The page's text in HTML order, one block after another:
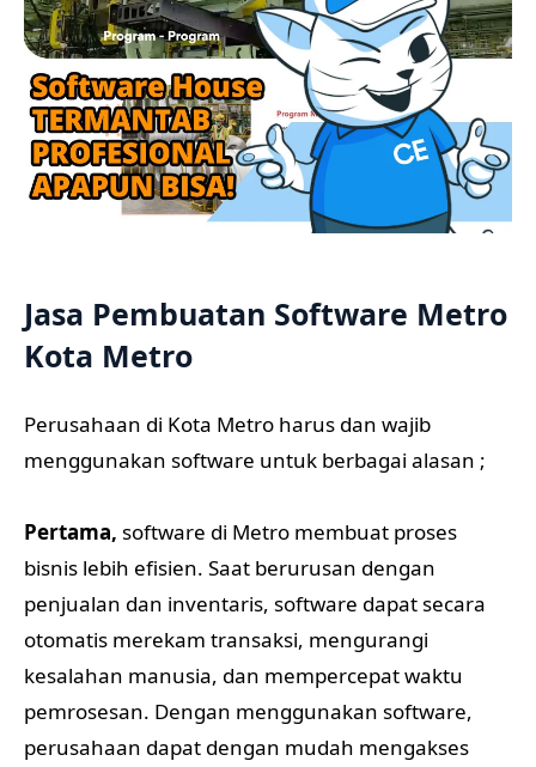
Jasa Pembuatan Software Metro
Kota Metro
Perusahaan di Kota Metro harus dan wajib
menggunakan software untuk berbagai alasan ;
Pertama, software di Metro membuat proses
bisnis lebih efisien. Saat berurusan dengan
penjualan dan inventaris, software dapat secara
otomatis merekam transaksi, mengurangi
kesalahan manusia, dan mempercepat waktu
pemrosesan. Dengan menggunakan software,
perusahaan dapat dengan mudah mengakses